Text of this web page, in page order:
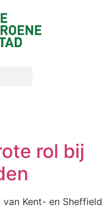
rol bij
Kent- en Sheffield